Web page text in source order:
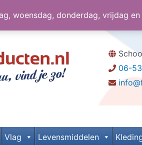
woensdag, donderdag, vrijdag
06-
Vlag Levensmiddelen